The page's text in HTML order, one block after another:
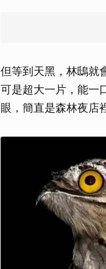
但等到天黑，林鴟就
可是超大一片，能一
眼，簡直是森林夜店